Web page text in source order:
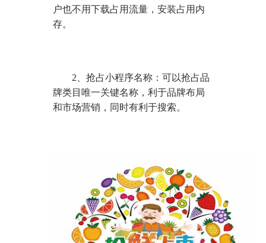
户也不用下载占用流量，安装占用内
存。
2、抢占小程序名称：可以抢占品
牌类目唯一关键名称，利于品牌布局
和市场营销，同时有利于搜索。